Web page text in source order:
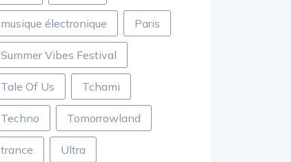
musique électronique Paris
Summer Vibes Festival
Tale Of Us Tchami
Techno Tomorrowland
trance Ultra